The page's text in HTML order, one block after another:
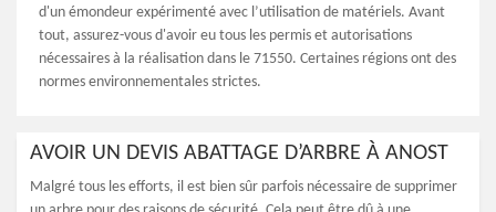
d'un émondeur expérimenté avec l’utilisation de matériels. Avant
tout, assurez-vous d'avoir eu tous les permis et autorisations
nécessaires à la réalisation dans le 71550. Certaines régions ont des
normes environnementales strictes.
AVOIR UN DEVIS ABATTAGE D’ARBRE À ANOST
Malgré tous les efforts, il est bien sûr parfois nécessaire de supprimer